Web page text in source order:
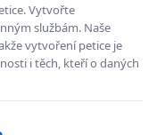
Vytvořte
službám. Naše
vytvoření petice je
i těch, kteří o daných